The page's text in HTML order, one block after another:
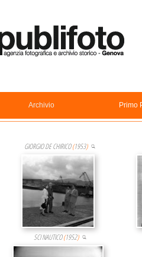
Archivio Primo
GIORGIO DE CHIRICO(1953)
SCI NAUTICO(1952)